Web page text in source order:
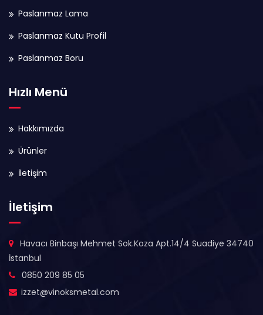
Paslanmaz Lama
Paslanmaz Kutu Profil
Paslanmaz Boru
Hızlı Menü
Hakkımızda
Ürünler
İletişim
İletişim
Havacı Binbaşı Mehmet Sok.Koza Apt.14/4 Suadiye 34740
İstanbul
0850 209 85 05
izzet@vinoksmetal.com